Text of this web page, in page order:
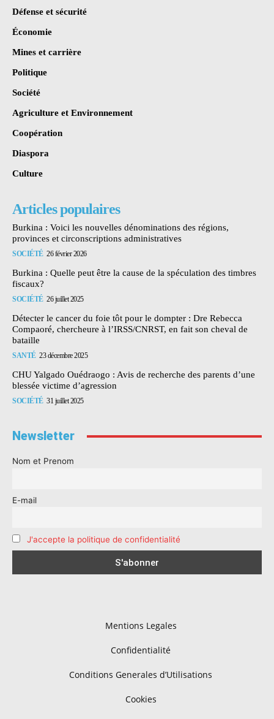
Défense et sécurité
Économie
Mines et carrière
Politique
Société
Agriculture et Environnement
Coopération
Diaspora
Culture
Articles populaires
Burkina : Voici les nouvelles dénominations des régions,
provinces et circonscriptions administratives
SOCIÉTÉ 26 février 2026
Burkina : Quelle peut être la cause de la spéculation des timbres
fiscaux?
SOCIÉTÉ 26 juillet 2025
Détecter le cancer du foie tôt pour le dompter : Dre Rebecca
Compaoré, chercheure à l’IRSS/CNRST, en fait son cheval de
bataille
SANTÉ 23 décembre 2025
CHU Yalgado Ouédraogo : Avis de recherche des parents d’une
blessée victime d’agression
SOCIÉTÉ 31 juillet 2025
Newsletter
Nom et Prenom
E-mail
J'accepte la politique de confidentialité
Mentions Legales
Confidentialité
Conditions Generales d’Utilisations
Cookies